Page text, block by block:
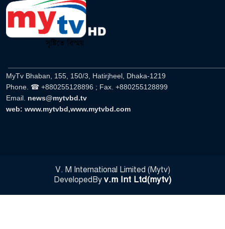
MyTv Bhaban, 155, 150/3, Hatirjheel, Dhaka-1219
Phone. ☎ +880255128896 ; Fax. +880255128899
Email. news@mytvbd.tv
web: www.mytvbd,www.mytvbd.com
V. M International Limited (Mytv)
DevelopedBy v.m Int Ltd(mytv)